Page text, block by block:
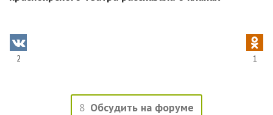
2 1
8 Обсудить на форуме